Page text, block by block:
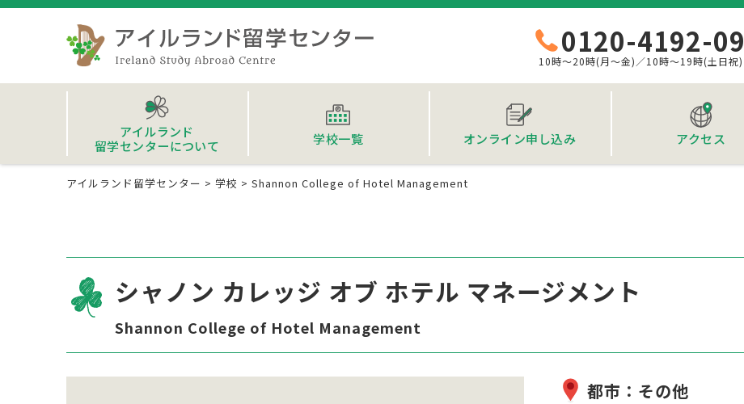
0120-4192-09
10時～20時(月～金)／10時～19時(土日祝)
アイルランド
留学センターについて
学校一覧 オンライン申し込み アクセス
アイルランド留学センター > 学校 > Shannon College of Hotel Management
シャノン カレッジ オブ ホテル マネージメント
Shannon College of Hotel Management
都市：その他